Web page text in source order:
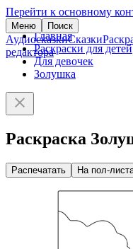
Перейти к основному
Меню Поиск
АудиосказкиСказки
редактора
Главная
Раскраски для детей
Для девочек
Золушка
Раскраска
Распечатать На пол-